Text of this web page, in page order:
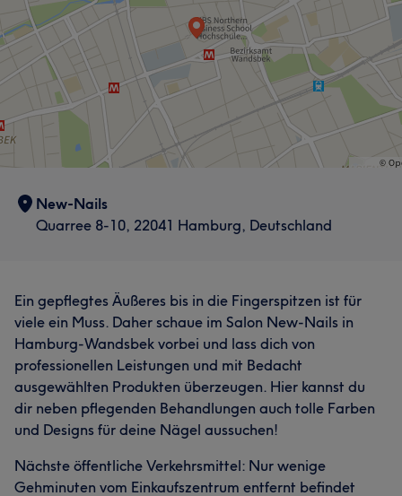
New-Nails
Quarree 8-10, 22041 Hamburg, Deutschland
Ein gepflegtes Äußeres bis in die Fingerspitzen ist für
viele ein Muss. Daher schaue im Salon New-Nails in
Hamburg-Wandsbek vorbei und lass dich von
professionellen Leistungen und mit Bedacht
ausgewählten Produkten überzeugen. Hier kannst du
dir neben pflegenden Behandlungen auch tolle Farben
und Designs für deine Nägel aussuchen!
Nächste öffentliche Verkehrsmittel: Nur wenige
Gehminuten vom Einkaufszentrum entfernt befindet